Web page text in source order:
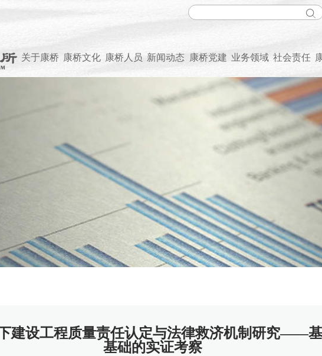
关于康桥 康桥文化 康桥人员 新闻动态 康桥党建 业务领域 社会责任
建设工程质量责任认定与法律救济机制研究——
基础的实证考察